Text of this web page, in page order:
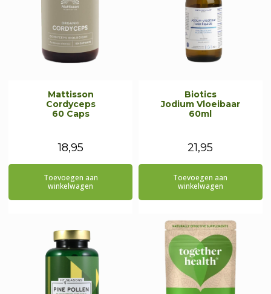
Mattisson
Cordyceps
60 Caps
18,95
Toevoegen aan
winkelwagen
Biotics
Jodium Vloeibaar
60ml
21,95
Toevoegen aan
winkelwagen